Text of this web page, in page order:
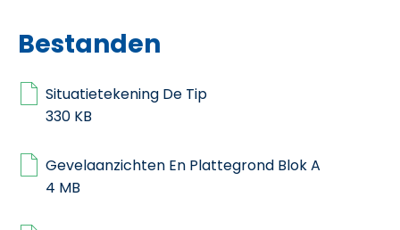
Bestanden
Situatietekening De Tip
330 KB
Gevelaanzichten En Plattegrond Blok A
4 MB